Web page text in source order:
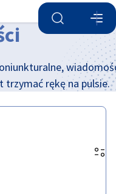
Otwórz
trzymać rękę na pulsie.